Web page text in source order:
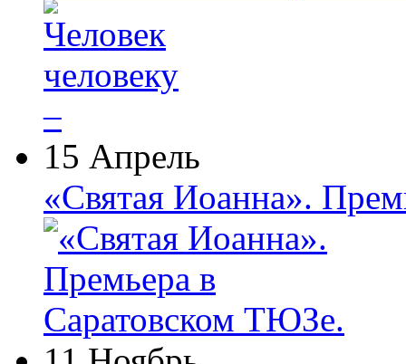
15 Апрель
«Святая Иоанна».